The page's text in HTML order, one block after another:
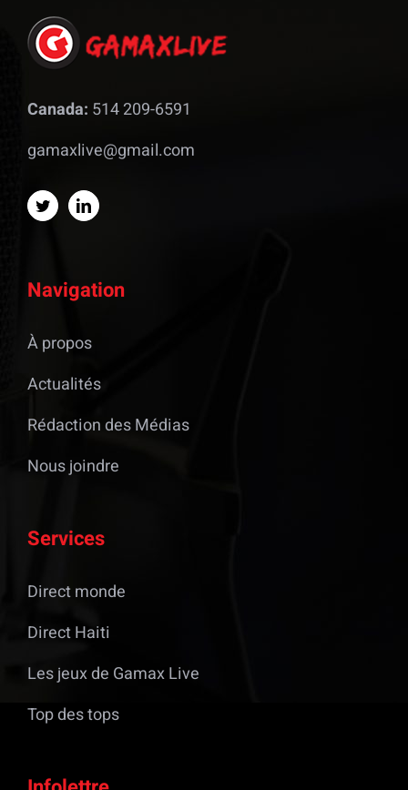
Canada: 514 209-6591
gamaxlive@gmail.com
Navigation
À propos
Actualités
Rédaction des Médias
Nous joindre
Services
Direct monde
Direct Haiti
Les jeux de Gamax Live
Top des tops